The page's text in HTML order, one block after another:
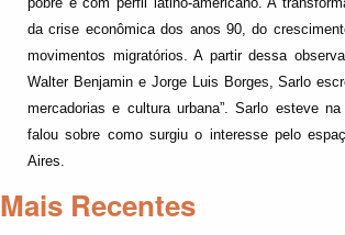
da crise econômica dos anos 90, do
movimentos migratórios. A partir dessa
Walter Benjamin e Jorge Luis Borges, Sarlo
mercadorias e cultura urbana”. Sarlo esteve
falou sobre como surgiu o interesse pelo
Aires.
Mais Recentes